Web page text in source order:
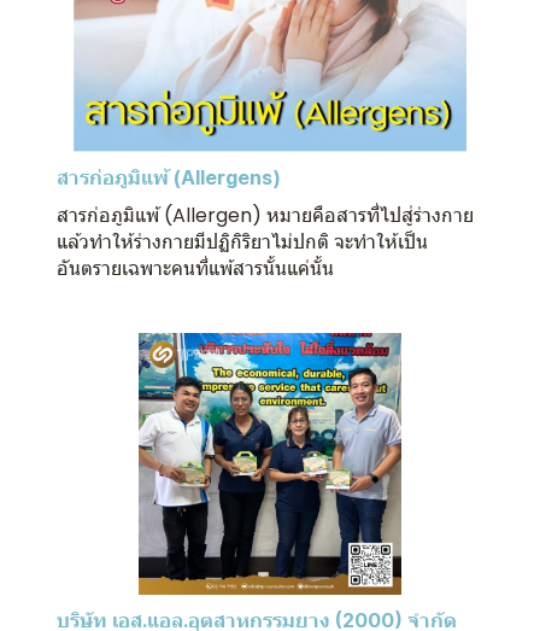
สารก่อภูมิแพ้ (Allergens)
สารก่อภูมิแพ้ (Allergen) หมายคือสารที่ไปสู่ร่างกาย
แล้วทำให้ร่างกายมีปฏิกิริยาไม่ปกติ จะทำให้เป็น
อันตรายเฉพาะคนที่แพ้สารนั้นแค่นั้น
บริษัท เอส.แอล.อุตสาหกรรมยาง (2000) จำกัด